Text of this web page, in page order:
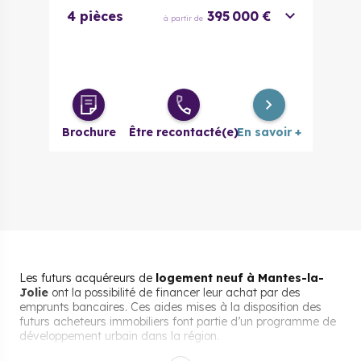
4 pièces à partir de 395 000 €
Brochure Être recontacté(e)En savoir +
Les futurs acquéreurs de logement neuf à Mantes-la-
Jolie ont la possibilité de financer leur achat par des
emprunts bancaires. Ces aides mises à la disposition des
futurs acheteurs immobiliers font partie d’un programme de
développement urbain dans la région.